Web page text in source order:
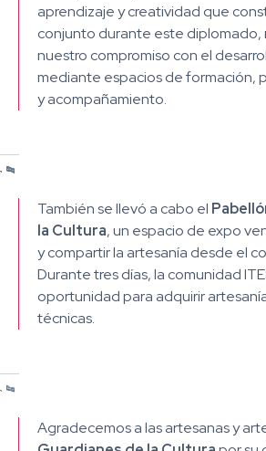
aprendizaje y creatividad que
conjunto durante este diplomado,
nuestro compromiso con el
mediante espacios de formación,
y acompañamiento.
1
2
3
4
5
6
7
8
También se llevó a cabo el
la Cultura, un espacio de expo
y compartir la artesanía desde el
Durante tres días, la comunidad
oportunidad para adquirir
técnicas.
1
2
3
4
Agradecemos a las artesanas y